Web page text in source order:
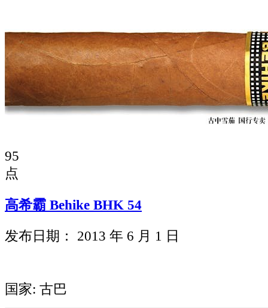
95
点
高希霸 Behike BHK 54
发布日期： 2013 年 6 月 1 日
国家: 古巴